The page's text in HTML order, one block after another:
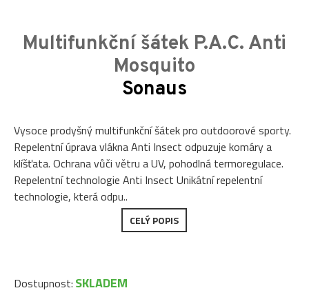
Multifunkční šátek P.A.C. Anti
Mosquito
Sonaus
Vysoce prodyšný multifunkční šátek pro outdoorové sporty.
Repelentní úprava vlákna Anti Insect odpuzuje komáry a
klíšťata. Ochrana vůči větru a UV, pohodlná termoregulace.
Repelentní technologie Anti Insect Unikátní repelentní
technologie, která odpu..
CELÝ POPIS
Dostupnost: SKLADEM